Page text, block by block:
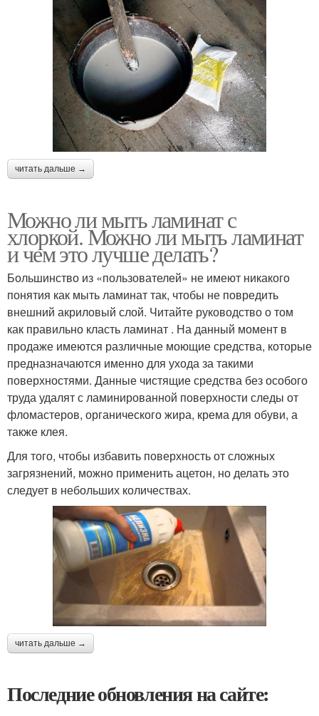
читать дальше →
Можно ли мыть ламинат с
хлоркой. Можно ли мыть ламинат
и чем это лучше делать?
Большинство из «пользователей» не имеют никакого
понятия как мыть ламинат так, чтобы не повредить
внешний акриловый слой. Читайте руководство о том
как правильно класть ламинат . На данный момент в
продаже имеются различные моющие средства, которые
предназначаются именно для ухода за такими
поверхностями. Данные чистящие средства без особого
труда удалят с ламинированной поверхности следы от
фломастеров, органического жира, крема для обуви, а
также клея.
Для того, чтобы избавить поверхность от сложных
загрязнений, можно применить ацетон, но делать это
следует в небольших количествах.
читать дальше →
Последние обновления на сайте: